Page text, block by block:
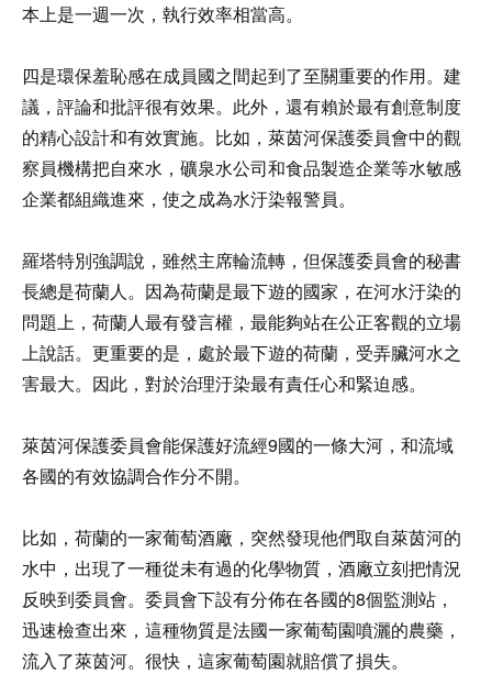
本上是一週一次，執行效率相當高。
四是環保羞恥感在成員國之間起到了至關重要的作用。建
議，評論和批評很有效果。此外，還有賴於最有創意制度
的精心設計和有效實施。比如，萊茵河保護委員會中的觀
察員機構把自來水，礦泉水公司和食品製造企業等水敏感
企業都組織進來，使之成為水汙染報警員。
羅塔特別強調說，雖然主席輪流轉，但保護委員會的秘書
長總是荷蘭人。因為荷蘭是最下遊的國家，在河水汙染的
問題上，荷蘭人最有發言權，最能夠站在公正客觀的立場
上說話。更重要的是，處於最下遊的荷蘭，受弄臟河水之
害最大。因此，對於治理汙染最有責任心和緊迫感。
萊茵河保護委員會能保護好流經9國的一條大河，和流域
各國的有效協調合作分不開。
比如，荷蘭的一家葡萄酒廠，突然發現他們取自萊茵河的
水中，出現了一種從未有過的化學物質，酒廠立刻把情況
反映到委員會。委員會下設有分佈在各國的8個監測站，
迅速檢查出來，這種物質是法國一家葡萄園噴灑的農藥，
流入了萊茵河。很快，這家葡萄園就賠償了損失。